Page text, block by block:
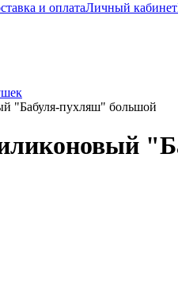
и оплатаЛичный кабинет
"Бабуля-пухляш" большой